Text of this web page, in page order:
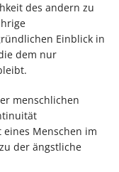
des andern zu
Einblick in
dem nur
menschlichen
Menschen im
der ängstliche